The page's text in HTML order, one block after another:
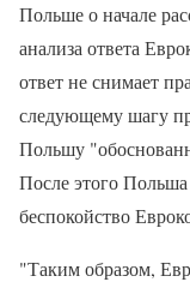
Польше о начале
анализа ответа
ответ не снимает
следующему шагу
Польшу
После этого Польша
беспокойство
"Таким образом,